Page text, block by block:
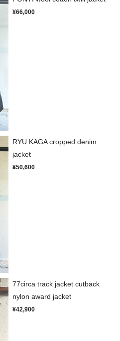
¥66,000
RYU KAGA cropped denim
jacket
¥50,600
77circa track jacket cutback
nylon award jacket
¥42,900